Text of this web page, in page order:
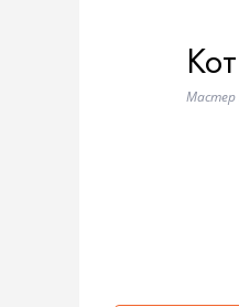
Мастер